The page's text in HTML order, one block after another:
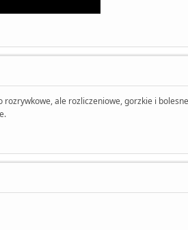
ale rozliczeniowe, gorzkie i